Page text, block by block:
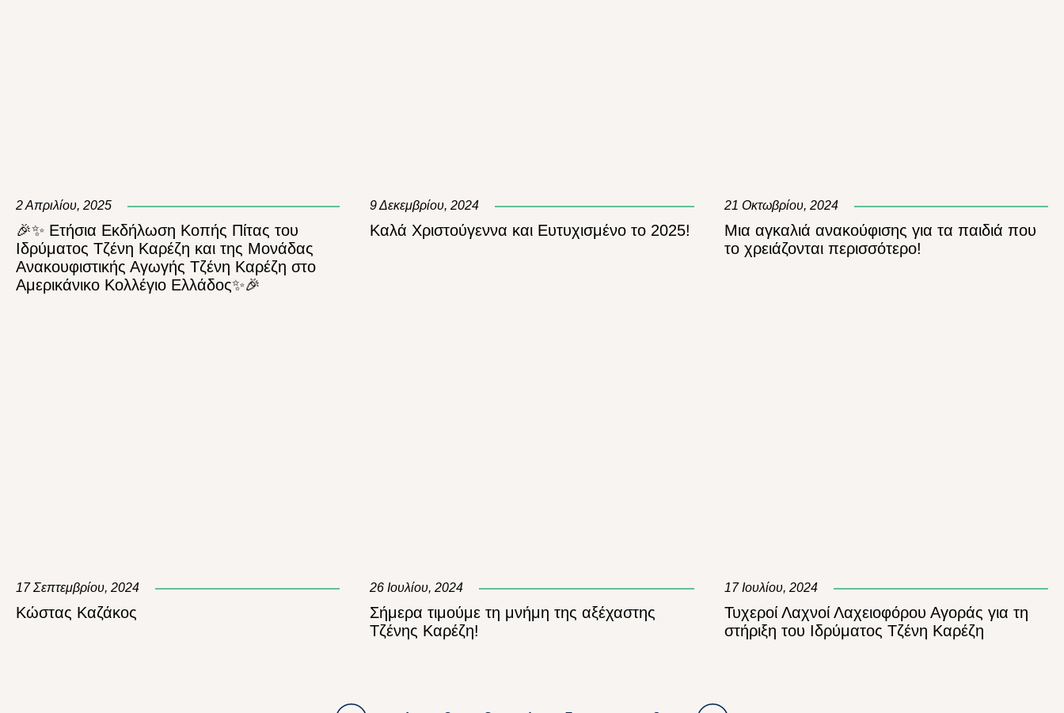
2 Απριλίου, 2025
🎉✨ Ετήσια Εκδήλωση Κοπής Πίτας του
Ιδρύματος Τζένη Καρέζη και της Μονάδας
Ανακουφιστικής Αγωγής Τζένη Καρέζη στο
Αμερικάνικο Κολλέγιο Ελλάδος✨🎉
9 Δεκεμβρίου, 2024
Καλά Χριστούγεννα και Ευτυχισμένο το 2025!
21 Οκτωβρίου, 2024
Μια αγκαλιά ανακούφισης για τα παιδιά που
το χρειάζονται περισσότερο!
17 Σεπτεμβρίου, 2024
Κώστας Καζάκος
26 Ιουλίου, 2024
Σήμερα τιμούμε τη μνήμη της αξέχαστης
Τζένης Καρέζη!
17 Ιουλίου, 2024
Τυχεροί Λαχνοί Λαχειοφόρου Αγοράς για τη
στήριξη του Ιδρύματος Τζένη Καρέζη